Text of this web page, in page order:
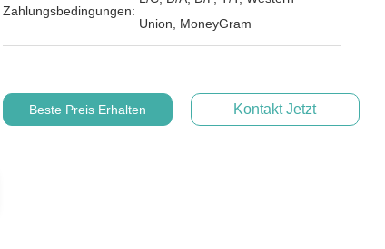
Zahlungsbedingungen:
Union, MoneyGram
Beste Preis Erhalten Kontakt Jetzt